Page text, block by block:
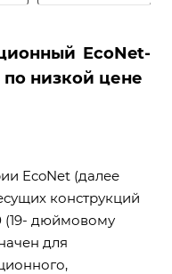
EcoNet-
низкой цене
EcoNet (далее
конструкций
(19- дюймовому
для